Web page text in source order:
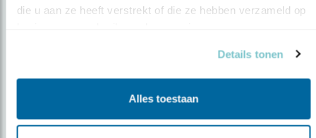
die u aan ze heeft verstrekt of die ze hebben verzameld op
Details tonen
Alles toestaan
AANMELDEN VOGELNIEUWS